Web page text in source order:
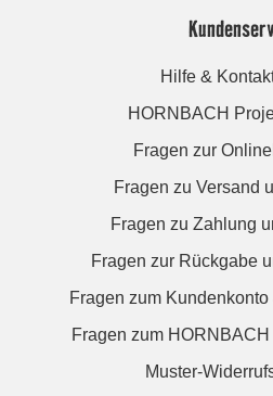
Hilfe &
HORNBACH
Fragen zur
Fragen zu Versand
Fragen zu Zahlung
Fragen zur Rückgabe
Fragen zum
Fragen zum
Muster-